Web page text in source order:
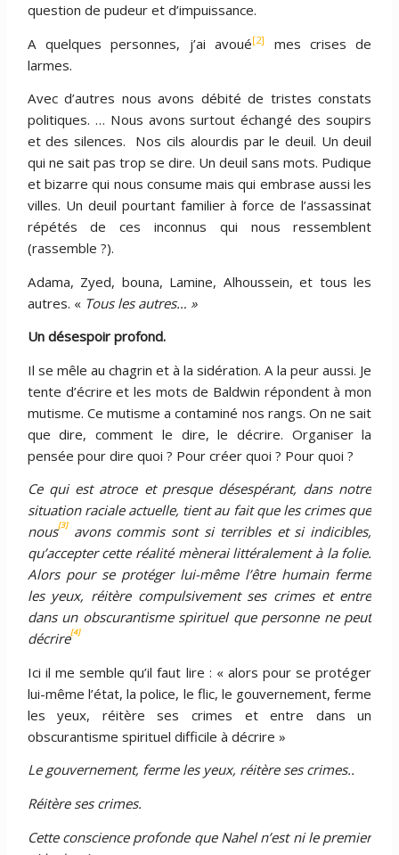
question de pudeur et d’impuissance.
A quelques personnes, j’ai avoué[2]
mes crises de
larmes.
Avec d’autres nous avons débité de tristes constats
politiques. … Nous avons surtout échangé des soupirs
et des silences. Nos cils alourdis par le deuil. Un deuil
qui ne sait pas trop se dire. Un deuil sans mots. Pudique
et bizarre qui nous consume mais qui embrase aussi les
villes. Un deuil pourtant familier à force de l’assassinat
répétés de ces inconnus qui nous ressemblent
(rassemble ?).
Adama, Zyed, bouna, Lamine, Alhoussein, et tous les
autres. « Tous les autres… »
Un désespoir profond.
Il se mêle au chagrin et à la sidération. A la peur aussi. Je
tente d’écrire et les mots de Baldwin répondent à mon
mutisme. Ce mutisme a contaminé nos rangs. On ne sait
que dire, comment le dire, le décrire. Organiser la
pensée pour dire quoi ? Pour créer quoi ? Pour quoi ?
Ce qui est atroce et presque désespérant, dans notre
situation raciale actuelle, tient au fait que les crimes que
nous[3]avons commis sont si terribles et si indicibles,
qu’accepter cette réalité mènerai littéralement à la folie.
Alors pour se protéger lui-même l’être humain ferme
les yeux, réitère compulsivement ses crimes et entre
dans un obscurantisme spirituel que personne ne peut
décrire[4]
Ici il me semble qu’il faut lire : « alors pour se protéger
lui-même l’état, la police, le flic, le gouvernement, ferme
les yeux, réitère ses crimes et entre dans un
obscurantisme spirituel difficile à décrire »
Le gouvernement, ferme les yeux, réitère ses crimes..
Réitère ses crimes.
Cette conscience profonde que Nahel n’est ni le premier